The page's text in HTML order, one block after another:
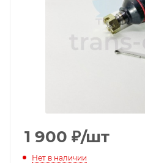
1 900 ₽/шт
Нет в наличии